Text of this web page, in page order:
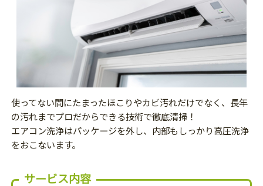
使ってない間にたまったほこりやカビ汚れだけでなく、長年
の汚れまでプロだからできる技術で徹底清掃！
エアコン洗浄はパッケージを外し、内部もしっかり高圧洗浄
をおこないます。
サービス内容